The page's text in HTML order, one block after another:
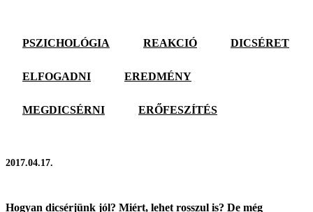
PSZICHOLÓGIA REAKCIÓ DICSÉRET
ELFOGADNI EREDMÉNY
MEGDICSÉRNI ERŐFESZÍTÉS
2017.04.17.
Hogyan dicsérjünk jól? Miért, lehet rosszul is? De még